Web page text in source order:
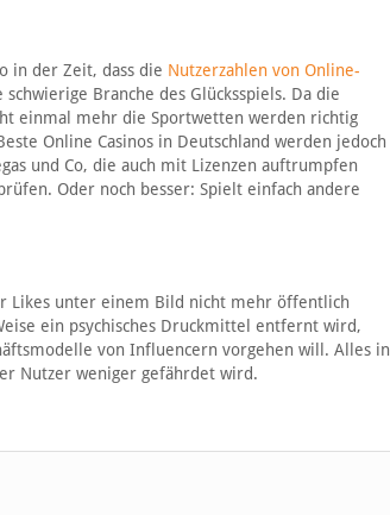
in der Zeit, dass die Nutzerzahlen von Online-
Branche des Glücksspiels. Da die
einmal mehr die Sportwetten werden richtig
Online Casinos in Deutschland werden jedoch
und Co, die auch mit Lizenzen auftrumpfen
Oder noch besser: Spielt einfach andere
Likes unter einem Bild nicht mehr öffentlich
ein psychisches Druckmittel entfernt wird,
von Influencern vorgehen will. Alles in
Nutzer weniger gefährdet wird.